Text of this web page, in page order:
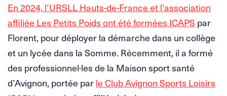
En 2024, l’URSLL Hauts-de-France et l’association
affiliée Les Petits Poids ont été formées ICAPS par
Florent, pour déployer la démarche dans un collège
et un lycée dans la Somme. Récemment, il a formé
des professionnel·les de la Maison sport santé
d’Avignon, portée par le Club Avignon Sports Loisirs